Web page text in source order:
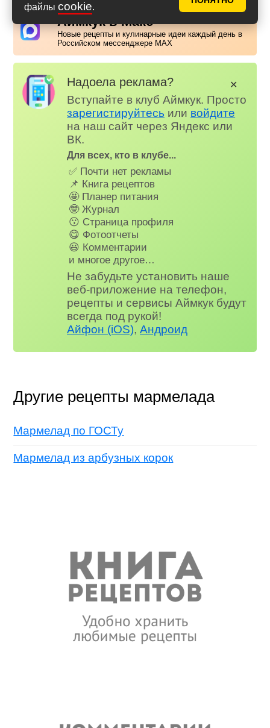
файлы cookie.
Аймкук в Макс
Новые рецепты и кулинарные идеи каждый день в
Российском мессенджере MAX
Надоела реклама?
Вступайте в клуб Аймкук. Просто
зарегистируйтесь или войдите
на наш сайт через Яндекс или
ВК.
Для всех, кто в клубе...
✅ Почти нет рекламы
📌 Книга рецептов
🤩 Планер питания
🤓 Журнал
😗 Страница профиля
😋 Фотоотчеты
😃 Комментарии
и многое другое…
Не забудьте установить наше
веб-приложение на телефон,
рецепты и сервисы Аймкук будут
всегда под рукой!
Айфон (iOS),Андроид
✕
Другие рецепты мармелада
Мармелад по ГОСТу
Мармелад из арбузных корок